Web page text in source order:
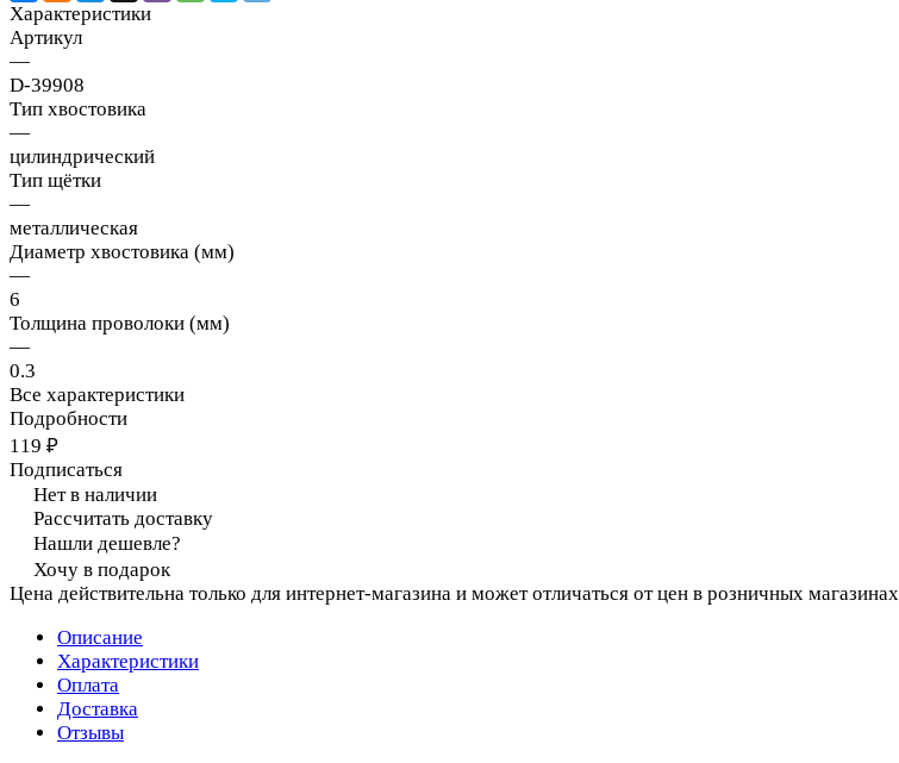
Характеристики
Артикул
—
D-39908
Тип хвостовика
—
цилиндрический
Тип щётки
—
металлическая
Диаметр хвостовика (мм)
—
6
Толщина проволоки (мм)
—
0.3
Все характеристики
Подробности
119 ₽
Подписаться
Нет в наличии
Рассчитать доставку
Нашли дешевле?
Хочу в подарок
Цена действительна только для интернет-магазина и может отличаться от цен в розничных магазинах
Описание
Характеристики
Оплата
Доставка
Отзывы